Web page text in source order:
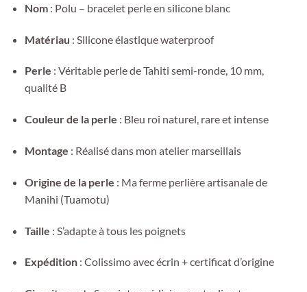
Nom: Polu – bracelet perle en silicone blanc
Matériau : Silicone élastique waterproof
Perle : Véritable perle de Tahiti semi-ronde, 10 mm,
qualité B
Couleur de la perle : Bleu roi naturel, rare et intense
Montage : Réalisé dans mon atelier marseillais
Origine de la perle : Ma ferme perlière artisanale de
Manihi (Tuamotu)
Taille : S’adapte à tous les poignets
Expédition: Colissimo avec écrin + certificat d’origine